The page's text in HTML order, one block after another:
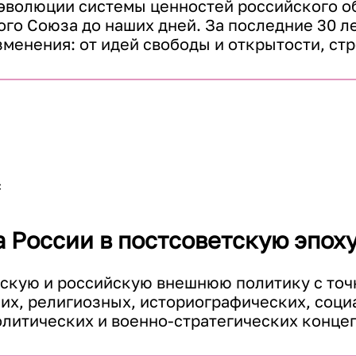
системы ценностей российского
Союза до наших дней. За последние 30
от идей свободы и открытости,
и автаркии. Эти изменения
и Военная доктрина РФ,
основы для политического сообщества и
«социетальной безопасности»
ценностей, включая бинарные оппозиции
– индивид», «либерализм –
в постсоветскую
и российскую внешнюю политику с
религиозных, историографических,
и военно-стратегических